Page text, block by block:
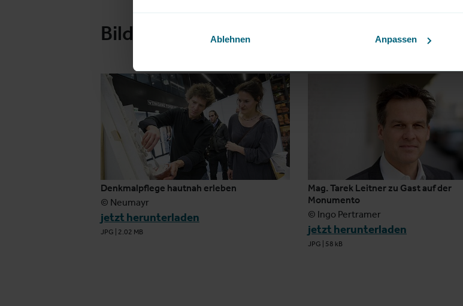
Ablehnen Anpassen
Bilder
Denkmalpflege hautnah erleben
© Neumayr
jetzt herunterladen
JPG 2.02 MB
Mag. Tarek Leitner zu Gast auf der
Monumento
© Ingo Pertramer
jetzt herunterladen
JPG 58 kB